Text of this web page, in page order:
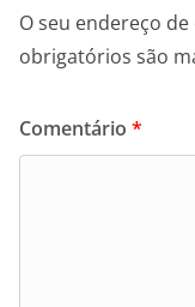
O seu endereço
obrigatórios são
Comentário *